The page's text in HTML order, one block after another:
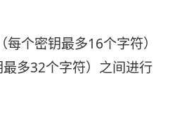
个密钥最多16个字符）
多32个字符）之间进行